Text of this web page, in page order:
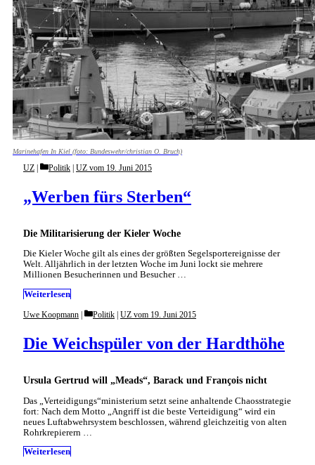
Marinehafen In Kiel (foto: Bundeswehr/christian O. Bruch)
Die Militarisierung der Kieler Woche
„Werben fürs Sterben“
UZ Categories
Politik | UZ vom 19. Juni 2015
Die Kieler Woche gilt als eines der größten Segelsportereignisse der
Welt. Alljährlich in der letzten Woche im Juni lockt sie mehrere
Millionen Besucherinnen und Besucher …
Weiterlesen
Ursula Gertrud will „Meads“, Barack und François nicht
Die Weichspüler von der Hardthöhe
Uwe Koopmann Categories
Politik UZ vom 19. Juni 2015
Das „Verteidigungs“ministerium setzt seine anhaltende Chaosstrategie
fort: Nach dem Motto „Angriff ist die beste Verteidigung“ wird ein
neues Luftabwehrsystem beschlossen, während gleichzeitig von alten
Rohrkrepierern …
Weiterlesen